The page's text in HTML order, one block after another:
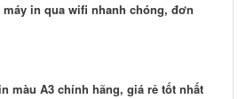
in qua wifi nhanh chóng, đơn
màu A3 chính hãng, giá rẻ tốt nhất